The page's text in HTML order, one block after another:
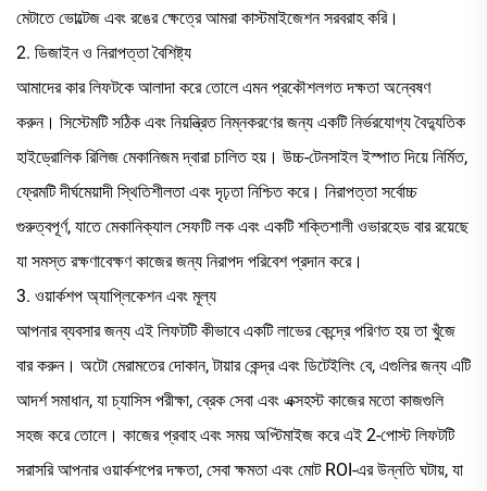
মেটাতে ভোল্টেজ এবং রঙের ক্ষেত্রে আমরা কাস্টমাইজেশন সরবরাহ করি।
2. ডিজাইন ও নিরাপত্তা বৈশিষ্ট্য
আমাদের কার লিফটকে আলাদা করে তোলে এমন প্রকৌশলগত দক্ষতা অন্বেষণ
করুন। সিস্টেমটি সঠিক এবং নিয়ন্ত্রিত নিম্নকরণের জন্য একটি নির্ভরযোগ্য বৈদ্যুতিক
হাইড্রোলিক রিলিজ মেকানিজম দ্বারা চালিত হয়। উচ্চ-টেনসাইল ইস্পাত দিয়ে নির্মিত,
ফ্রেমটি দীর্ঘমেয়াদী স্থিতিশীলতা এবং দৃঢ়তা নিশ্চিত করে। নিরাপত্তা সর্বোচ্চ
গুরুত্বপূর্ণ, যাতে মেকানিক্যাল সেফটি লক এবং একটি শক্তিশালী ওভারহেড বার রয়েছে
যা সমস্ত রক্ষণাবেক্ষণ কাজের জন্য নিরাপদ পরিবেশ প্রদান করে।
3. ওয়ার্কশপ অ্যাপ্লিকেশন এবং মূল্য
আপনার ব্যবসার জন্য এই লিফটটি কীভাবে একটি লাভের কেন্দ্রে পরিণত হয় তা খুঁজে
বার করুন। অটো মেরামতের দোকান, টায়ার কেন্দ্র এবং ডিটেইলিং বে, এগুলির জন্য এটি
আদর্শ সমাধান, যা চ্যাসিস পরীক্ষা, ব্রেক সেবা এবং এক্সহস্ট কাজের মতো কাজগুলি
সহজ করে তোলে। কাজের প্রবাহ এবং সময় অপ্টিমাইজ করে এই 2-পোস্ট লিফটটি
সরাসরি আপনার ওয়ার্কশপের দক্ষতা, সেবা ক্ষমতা এবং মোট ROI-এর উন্নতি ঘটায়, যা